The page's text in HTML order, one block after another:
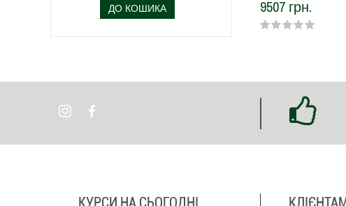
ДО КОШИКА 9507 грн.
КУРСИ НА СЬОГОДНІ